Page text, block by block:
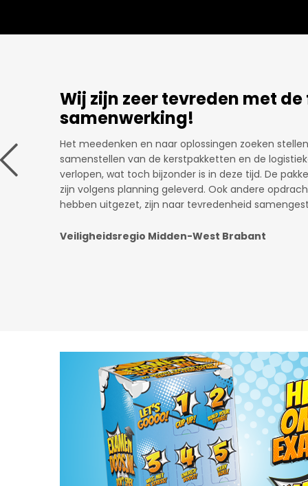
Er wordt meegedacht.
Leuk om langs te kunnen komen, ideeën uit te
hebben om bijvoorbeeld een kerstpakket samen te
meegedacht, niet alleen met gadgets maar zeker
Gaslicht.com